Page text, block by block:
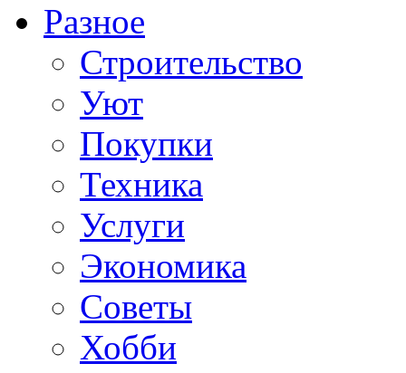
Разное
Строительство
Уют
Покупки
Техника
Услуги
Экономика
Советы
Хобби